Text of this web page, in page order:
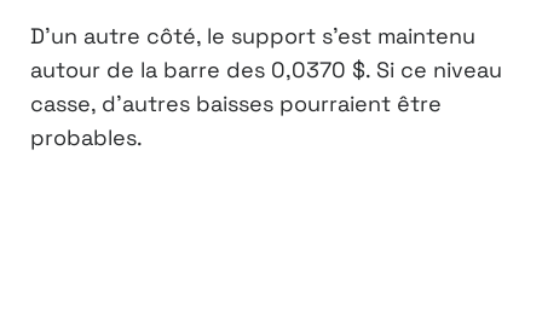
D’un autre côté, le support s’est maintenu
autour de la barre des 0,0370 $. Si ce niveau
casse, d’autres baisses pourraient être
probables.